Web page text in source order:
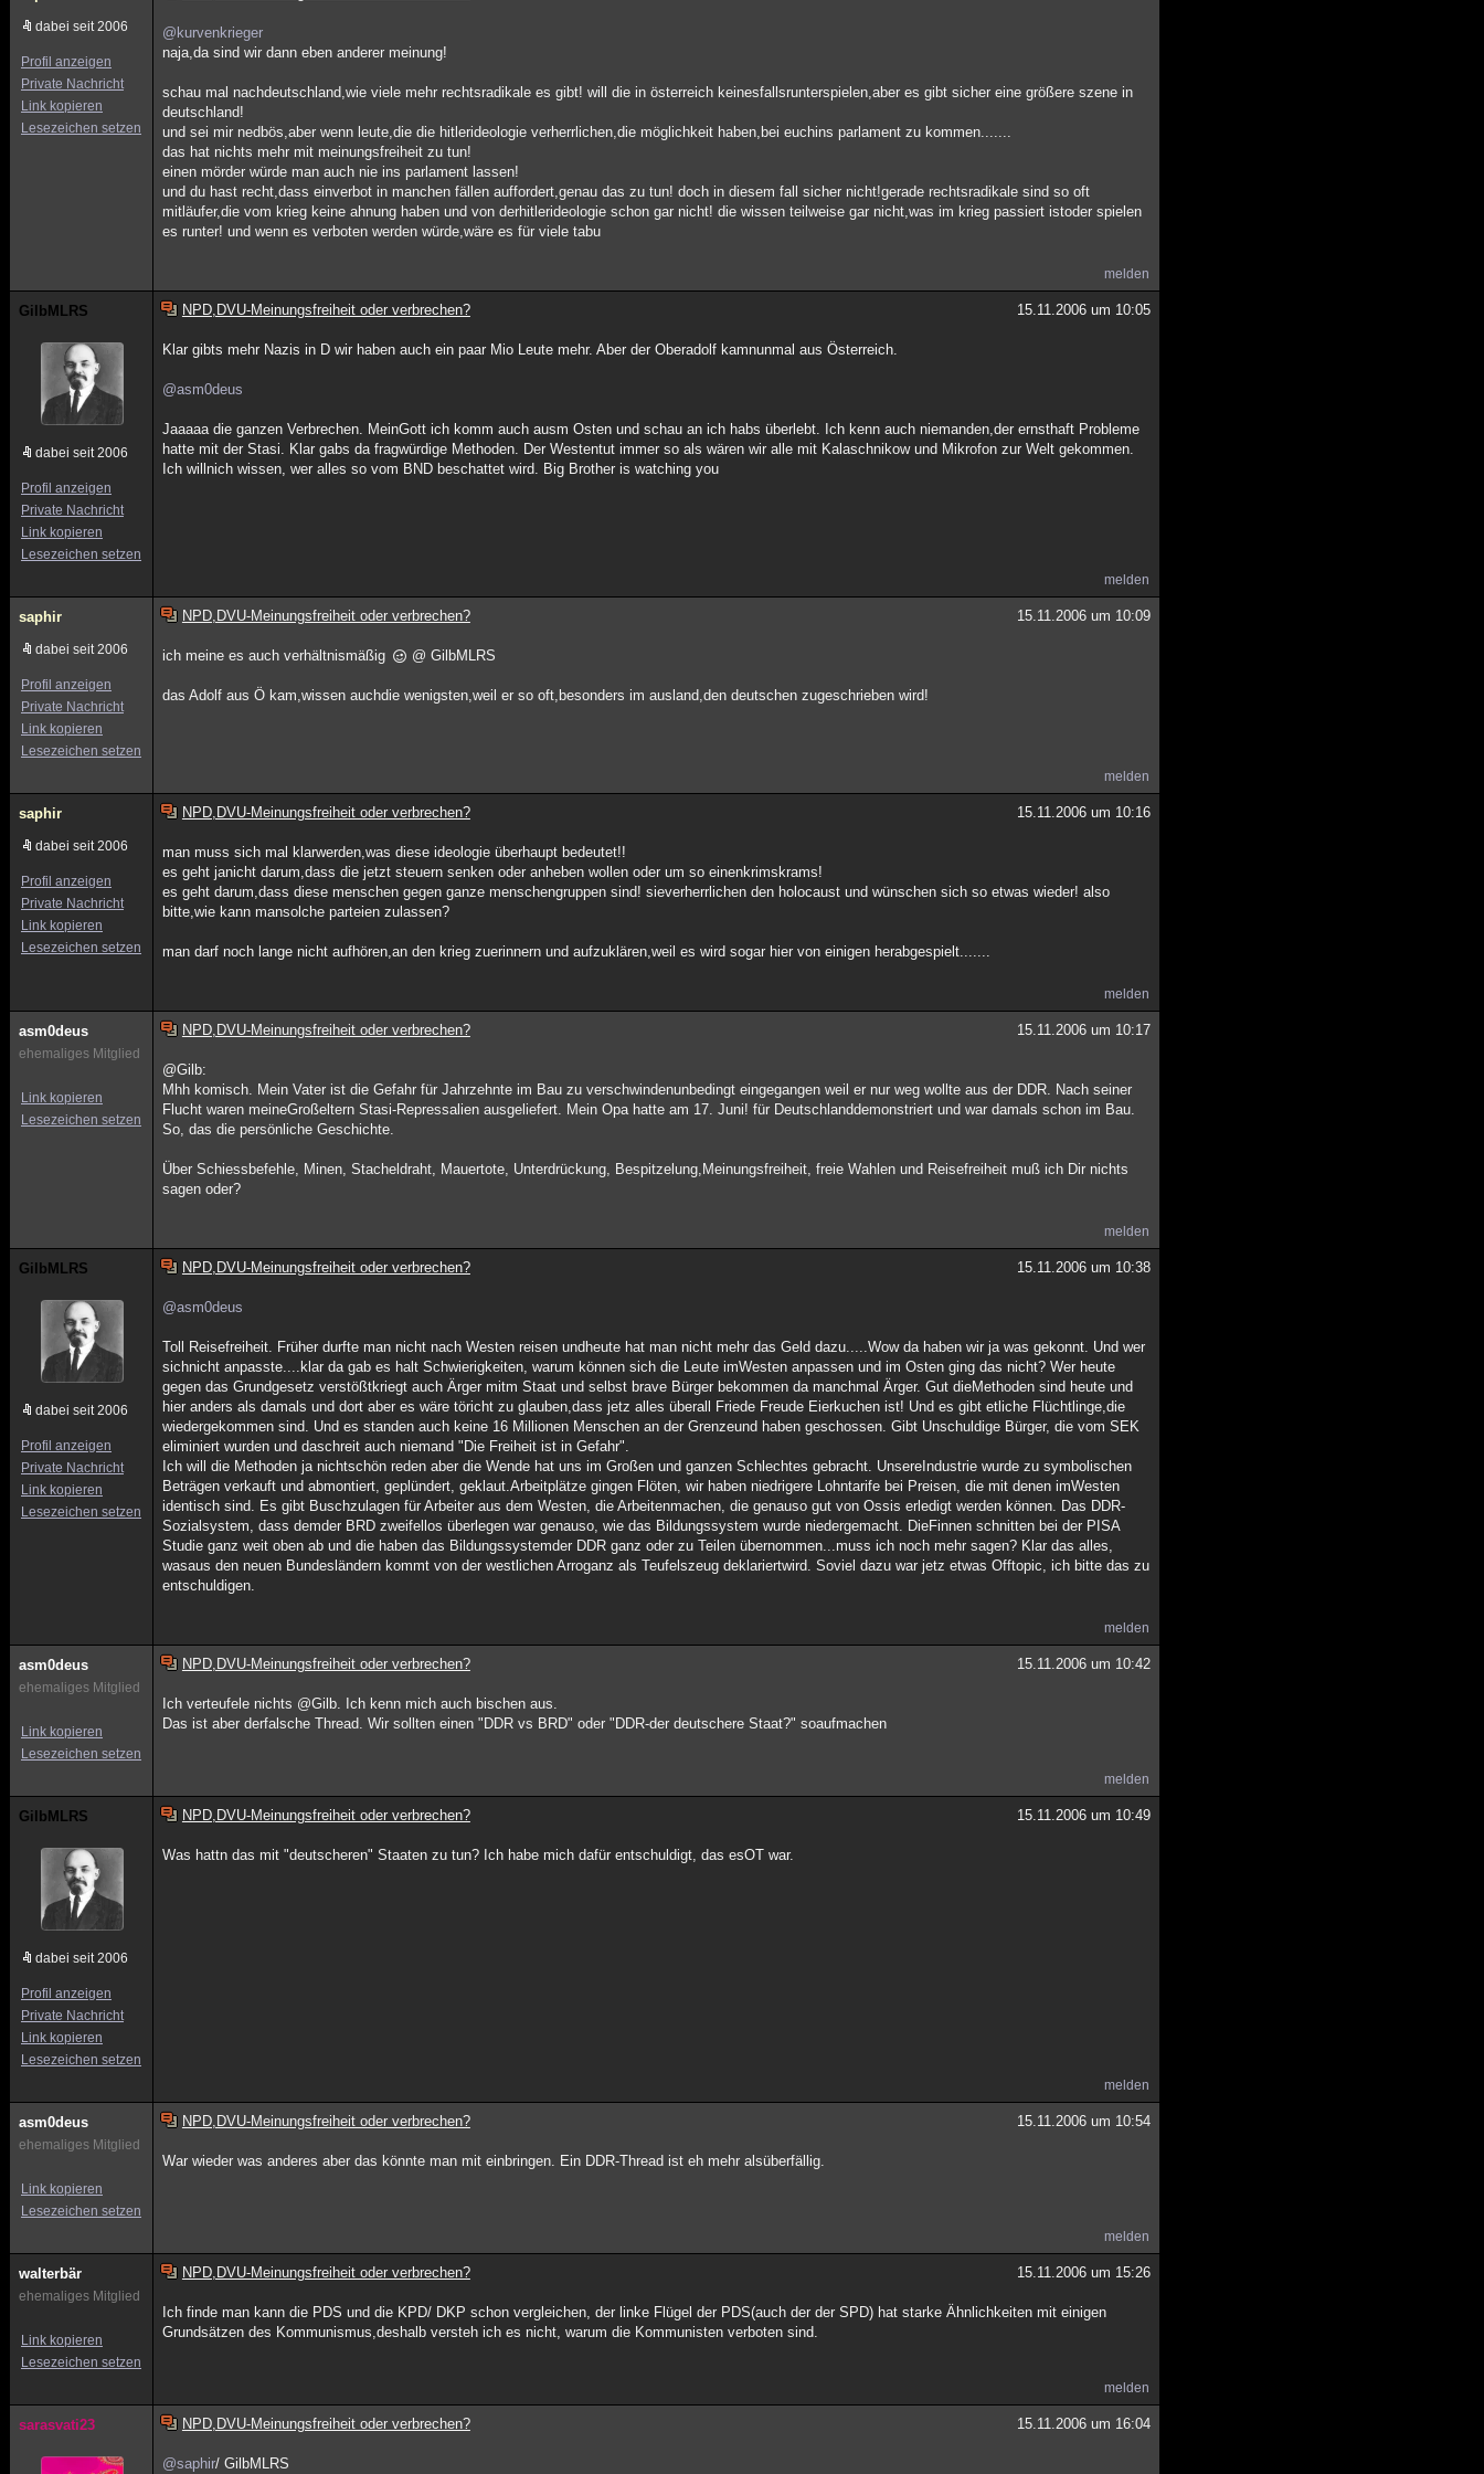
dabei seit 2006
Profil anzeigen
Private Nachricht
Link kopieren
Lesezeichen setzen
@kurvenkrieger
naja,da sind wir dann eben anderer meinung!
schau mal nachdeutschland,wie viele mehr rechtsradikale es gibt! will die in österreich keinesfallsrunterspielen,aber es gibt sicher eine größere szene in
deutschland!
und sei mir nedbös,aber wenn leute,die die hitlerideologie verherrlichen,die möglichkeit haben,bei euchins parlament zu kommen.......
das hat nichts mehr mit meinungsfreiheit zu tun!
einen mörder würde man auch nie ins parlament lassen!
und du hast recht,dass einverbot in manchen fällen auffordert,genau das zu tun! doch in diesem fall sicher nicht!gerade rechtsradikale sind so oft
mitläufer,die vom krieg keine ahnung haben und von derhitlerideologie schon gar nicht! die wissen teilweise gar nicht,was im krieg passiert istoder spielen
es runter! und wenn es verboten werden würde,wäre es für viele tabu
melden
GilbMLRS
dabei seit 2006
Profil anzeigen
Private Nachricht
Link kopieren
Lesezeichen setzen
NPD,DVU-Meinungsfreiheit oder verbrechen? 15.11.2006 um 10:05
Klar gibts mehr Nazis in D wir haben auch ein paar Mio Leute mehr. Aber der Oberadolf kamnunmal aus Österreich.
@asm0deus
Jaaaaa die ganzen Verbrechen. MeinGott ich komm auch ausm Osten und schau an ich habs überlebt. Ich kenn auch niemanden,der ernsthaft Probleme
hatte mit der Stasi. Klar gabs da fragwürdige Methoden. Der Westentut immer so als wären wir alle mit Kalaschnikow und Mikrofon zur Welt gekommen.
Ich willnich wissen, wer alles so vom BND beschattet wird. Big Brother is watching you
melden
saphir
dabei seit 2006
Profil anzeigen
Private Nachricht
Link kopieren
Lesezeichen setzen
NPD,DVU-Meinungsfreiheit oder verbrechen? 15.11.2006 um 10:09
ich meine es auch verhältnismäßig @ GilbMLRS
das Adolf aus Ö kam,wissen auchdie wenigsten,weil er so oft,besonders im ausland,den deutschen zugeschrieben wird!
melden
saphir
dabei seit 2006
Profil anzeigen
Private Nachricht
Link kopieren
Lesezeichen setzen
NPD,DVU-Meinungsfreiheit oder verbrechen? 15.11.2006 um 10:16
man muss sich mal klarwerden,was diese ideologie überhaupt bedeutet!!
es geht janicht darum,dass die jetzt steuern senken oder anheben wollen oder um so einenkrimskrams!
es geht darum,dass diese menschen gegen ganze menschengruppen sind! sieverherrlichen den holocaust und wünschen sich so etwas wieder! also
bitte,wie kann mansolche parteien zulassen?
man darf noch lange nicht aufhören,an den krieg zuerinnern und aufzuklären,weil es wird sogar hier von einigen herabgespielt.......
melden
asm0deus
ehemaliges Mitglied
Link kopieren
Lesezeichen setzen
NPD,DVU-Meinungsfreiheit oder verbrechen? 15.11.2006 um 10:17
@Gilb:
Mhh komisch. Mein Vater ist die Gefahr für Jahrzehnte im Bau zu verschwindenunbedingt eingegangen weil er nur weg wollte aus der DDR. Nach seiner
Flucht waren meineGroßeltern Stasi-Repressalien ausgeliefert. Mein Opa hatte am 17. Juni! für Deutschlanddemonstriert und war damals schon im Bau.
So, das die persönliche Geschichte.
Über Schiessbefehle, Minen, Stacheldraht, Mauertote, Unterdrückung, Bespitzelung,Meinungsfreiheit, freie Wahlen und Reisefreiheit muß ich Dir nichts
sagen oder?
melden
GilbMLRS
dabei seit 2006
Profil anzeigen
Private Nachricht
Link kopieren
Lesezeichen setzen
NPD,DVU-Meinungsfreiheit oder verbrechen? 15.11.2006 um 10:38
@asm0deus
Toll Reisefreiheit. Früher durfte man nicht nach Westen reisen undheute hat man nicht mehr das Geld dazu.....Wow da haben wir ja was gekonnt. Und wer
sichnicht anpasste....klar da gab es halt Schwierigkeiten, warum können sich die Leute imWesten anpassen und im Osten ging das nicht? Wer heute
gegen das Grundgesetz verstößtkriegt auch Ärger mitm Staat und selbst brave Bürger bekommen da manchmal Ärger. Gut dieMethoden sind heute und
hier anders als damals und dort aber es wäre töricht zu glauben,dass jetz alles überall Friede Freude Eierkuchen ist! Und es gibt etliche Flüchtlinge,die
wiedergekommen sind. Und es standen auch keine 16 Millionen Menschen an der Grenzeund haben geschossen. Gibt Unschuldige Bürger, die vom SEK
eliminiert wurden und daschreit auch niemand "Die Freiheit ist in Gefahr".
Ich will die Methoden ja nichtschön reden aber die Wende hat uns im Großen und ganzen Schlechtes gebracht. UnsereIndustrie wurde zu symbolischen
Beträgen verkauft und abmontiert, geplündert, geklaut.Arbeitplätze gingen Flöten, wir haben niedrigere Lohntarife bei Preisen, die mit denen imWesten
identisch sind. Es gibt Buschzulagen für Arbeiter aus dem Westen, die Arbeitenmachen, die genauso gut von Ossis erledigt werden können. Das DDR-
Sozialsystem, dass demder BRD zweifellos überlegen war genauso, wie das Bildungssystem wurde niedergemacht. DieFinnen schnitten bei der PISA
Studie ganz weit oben ab und die haben das Bildungssystemder DDR ganz oder zu Teilen übernommen...muss ich noch mehr sagen? Klar das alles,
wasaus den neuen Bundesländern kommt von der westlichen Arroganz als Teufelszeug deklariertwird. Soviel dazu war jetz etwas Offtopic, ich bitte das zu
entschuldigen.
melden
asm0deus
ehemaliges Mitglied
Link kopieren
Lesezeichen setzen
NPD,DVU-Meinungsfreiheit oder verbrechen? 15.11.2006 um 10:42
Ich verteufele nichts @Gilb. Ich kenn mich auch bischen aus.
Das ist aber derfalsche Thread. Wir sollten einen "DDR vs BRD" oder "DDR-der deutschere Staat?" soaufmachen
melden
GilbMLRS
dabei seit 2006
Profil anzeigen
Private Nachricht
Link kopieren
Lesezeichen setzen
NPD,DVU-Meinungsfreiheit oder verbrechen? 15.11.2006 um 10:49
Was hattn das mit "deutscheren" Staaten zu tun? Ich habe mich dafür entschuldigt, das esOT war.
melden
asm0deus
ehemaliges Mitglied
Link kopieren
Lesezeichen setzen
NPD,DVU-Meinungsfreiheit oder verbrechen? 15.11.2006 um 10:54
War wieder was anderes aber das könnte man mit einbringen. Ein DDR-Thread ist eh mehr alsüberfällig.
melden
walterbär
ehemaliges Mitglied
Link kopieren
Lesezeichen setzen
NPD,DVU-Meinungsfreiheit oder verbrechen? 15.11.2006 um 15:26
Ich finde man kann die PDS und die KPD/ DKP schon vergleichen, der linke Flügel der PDS(auch der der SPD) hat starke Ähnlichkeiten mit einigen
Grundsätzen des Kommunismus,deshalb versteh ich es nicht, warum die Kommunisten verboten sind.
melden
sarasvati23 NPD,DVU-Meinungsfreiheit oder verbrechen? 15.11.2006 um 16:04
@saphir/ GilbMLRS